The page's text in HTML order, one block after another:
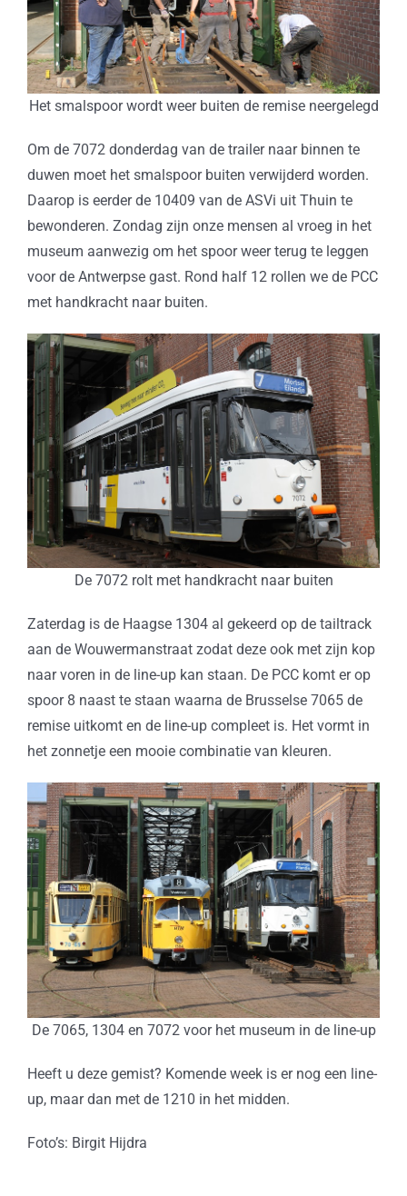
Het smalspoor wordt weer buiten de remise neergelegd
Om de 7072 donderdag van de trailer naar binnen te
duwen moet het smalspoor buiten verwijderd worden.
Daarop is eerder de 10409 van de ASVi uit Thuin te
bewonderen. Zondag zijn onze mensen al vroeg in het
museum aanwezig om het spoor weer terug te leggen
voor de Antwerpse gast. Rond half 12 rollen we de PCC
met handkracht naar buiten.
De 7072 rolt met handkracht naar buiten
Zaterdag is de Haagse 1304 al gekeerd op de tailtrack
aan de Wouwermanstraat zodat deze ook met zijn kop
naar voren in de line-up kan staan. De PCC komt er op
spoor 8 naast te staan waarna de Brusselse 7065 de
remise uitkomt en de line-up compleet is. Het vormt in
het zonnetje een mooie combinatie van kleuren.
De 7065, 1304 en 7072 voor het museum in de line-up
Heeft u deze gemist? Komende week is er nog een line-
up, maar dan met de 1210 in het midden.
Foto’s: Birgit Hijdra